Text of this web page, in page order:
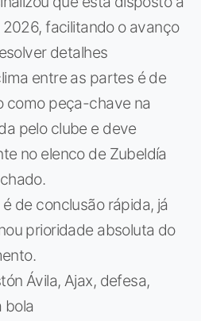
facilitando o avanço
detalhes
entre as partes é de
como peça-chave na
pelo clube e deve
no elenco de Zubeldía
de conclusão rápida, já
prioridade absoluta do
Ávila, Ajax, defesa,
bola